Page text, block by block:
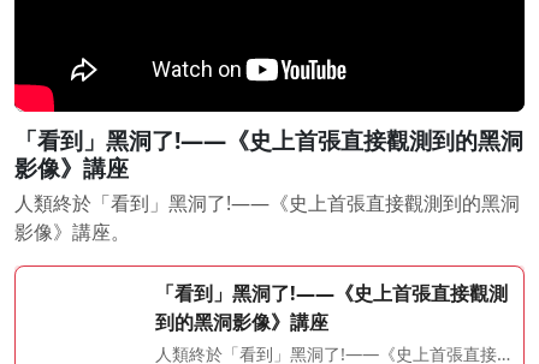
「看到」黑洞了!——《史上首張直接觀測到的黑洞
影像》講座
人類終於「看到」黑洞了!——《史上首張直接觀測到的黑洞
影像》講座。
「看到」黑洞了!——《史上首張直接觀測
到的黑洞影像》講座
人類終於「看到」黑洞了!——《史上首張直接觀測